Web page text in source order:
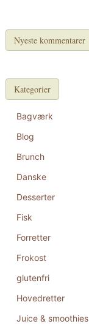
Nyeste kommentarer
Kategorier
Bagværk
Blog
Brunch
Danske
Desserter
Fisk
Forretter
Frokost
glutenfri
Hovedretter
Juice & smoothies